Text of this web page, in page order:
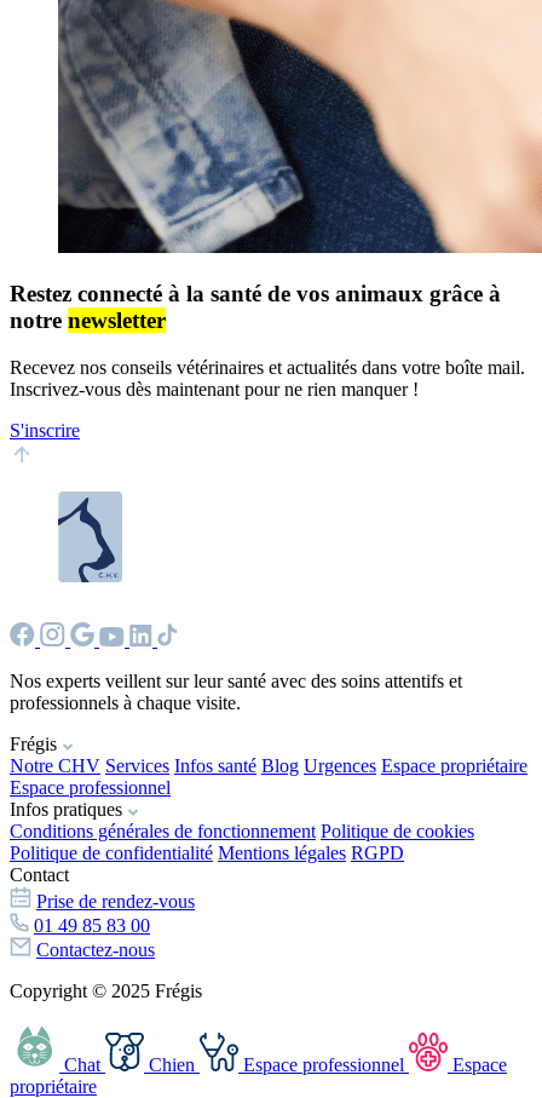
Restez connecté à la santé de vos animaux grâce à
notre newsletter
Recevez nos conseils vétérinaires et actualités dans votre boîte mail.
Inscrivez-vous dès maintenant pour ne rien manquer !
S'inscrire
Nos experts veillent sur leur santé avec des soins attentifs et
professionnels à chaque visite.
Frégis
Notre CHV Services Infos santé Blog Urgences Espace propriétaire
Espace professionnel
Infos pratiques
Conditions générales de fonctionnement Politique de cookies
Politique de confidentialité Mentions légales RGPD
Contact
Prise de rendez-vous
01 49 85 83 00
Contactez-nous
Copyright © 2025 Frégis
Chat Chien Espace professionnel
Espace
propriétaire